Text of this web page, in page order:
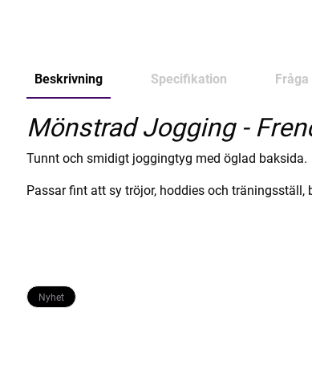
Beskrivning Specifikation
Mönstrad Jogging -
Tunnt och smidigt joggingtyg med öglad baksida.
Passar fint att sy tröjor, hoddies och träningsställ,
Nyhet